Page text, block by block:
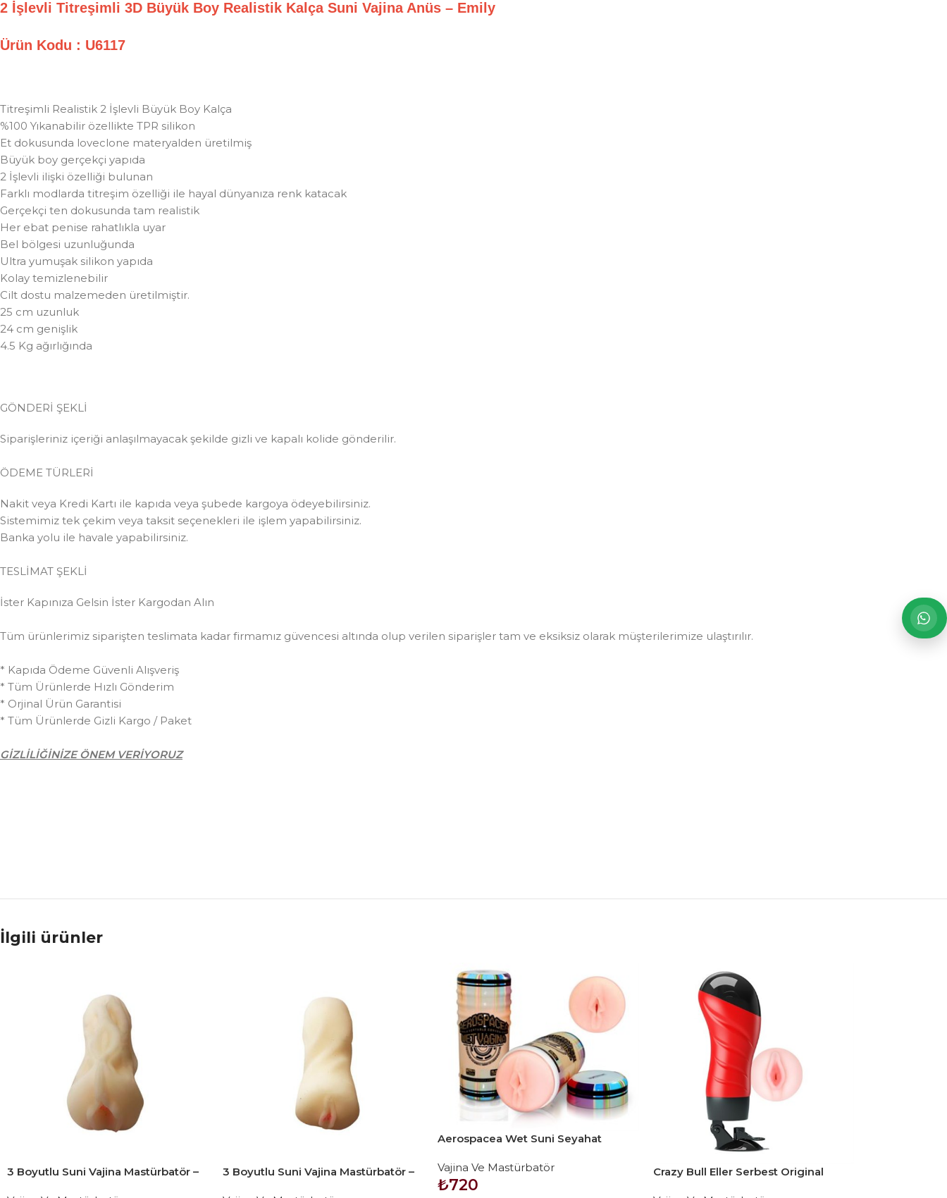
2 İşlevli Titreşimli 3D Büyük Boy Realistik Kalça Suni Vajina Anüs – Emily
Ürün Kodu : U6117
Titreşimli Realistik 2 İşlevli Büyük Boy Kalça
%100 Yıkanabilir özellikte TPR silikon
Et dokusunda loveclone materyalden üretilmiş
Büyük boy gerçekçi yapıda
2 İşlevli ilişki özelliği bulunan
Farklı modlarda titreşim özelliği ile hayal dünyanıza renk katacak
Gerçekçi ten dokusunda tam realistik
Her ebat penise rahatlıkla uyar
Bel bölgesi uzunluğunda
Ultra yumuşak silikon yapıda
Kolay temizlenebilir
Cilt dostu malzemeden üretilmiştir.
25 cm uzunluk
24 cm genişlik
4.5 Kg ağırlığında
GÖNDERİ ŞEKLİ
Siparişleriniz içeriği anlaşılmayacak şekilde gizli ve kapalı kolide gönderilir.
ÖDEME TÜRLERİ
Nakit veya Kredi Kartı ile kapıda veya şubede kargoya ödeyebilirsiniz.
Sistemimiz tek çekim veya taksit seçenekleri ile işlem yapabilirsiniz.
Banka yolu ile havale yapabilirsiniz.
TESLİMAT ŞEKLİ
İster Kapınıza Gelsin İster Kargodan Alın
Tüm ürünlerimiz siparişten teslimata kadar firmamız güvencesi altında olup verilen siparişler tam ve eksiksiz olarak müşterilerimize ulaştırılır.
* Kapıda Ödeme Güvenli Alışveriş
* Tüm Ürünlerde Hızlı Gönderim
* Orjinal Ürün Garantisi
* Tüm Ürünlerde Gizli Kargo / Paket
GİZLİLİĞİNİZE ÖNEM VERİYORUZ
İlgili ürünler
3 Boyutlu Suni Vajina Mastürbatör –
3 Boyutlu Suni Vajina Mastürbatör –
Aerospacea Wet Suni Seyahat
Vajina Ve Mastürbatör
₺720
Crazy Bull Eller Serbest Original